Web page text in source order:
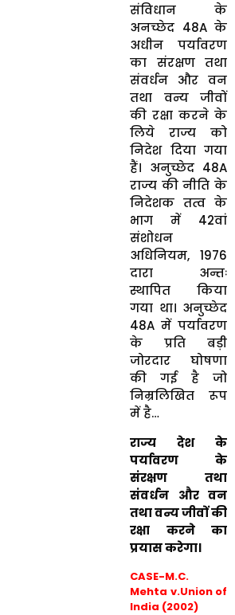
संविधान के
अनच्छेद 48A के
अधीन पर्यावरण
का संरक्षण तथा
संवर्धन और वन
तथा वन्य जीवों
की रक्षा करने के
लिये राज्य को
निदेश दिया गया
हैं। अनुच्छेद 48A
राज्य की नीति के
निदेशक तत्व के
भाग में 42वां
संशोधन
अधिनियम, 1976
दारा अन्तः
स्थापित किया
गया था। अनुच्छेद
48A में पर्यावरण
के प्रति बड़ी
जोरदार घोषणा
की गई है जो
निम्रलिखित रूप
में है…
राज्य देश के
पर्यावरण के
संरक्षण तथा
संवर्धन और वन
तथा वन्य जीवों की
रक्षा करने का
प्रयास करेगा।
CASE-M.C.
Mehta v.Union of
India (2002)